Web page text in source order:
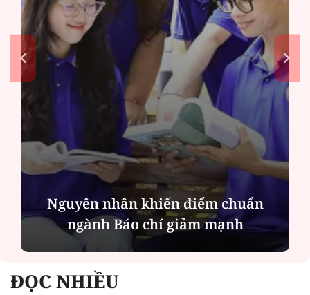
Nguyên nhân khiến điểm chuẩn
ngành Báo chí giảm mạnh
ĐỌC NHIỀU